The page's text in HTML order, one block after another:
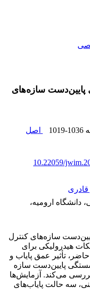
سازه‌های
1019-1036
اصل
10.22059/
قادری
ارومیه،
سازه‌های کنترل
هیدرولیکی برای
تأثیر عمق پایاب و
پایین‌دست سازه
می‌کند. آزمایش‌ها
سه حالت پایاب‌های